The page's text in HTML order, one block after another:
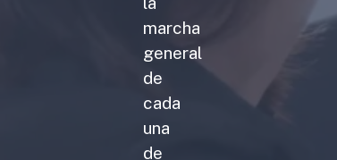
marcha
general
de
cada
una
de